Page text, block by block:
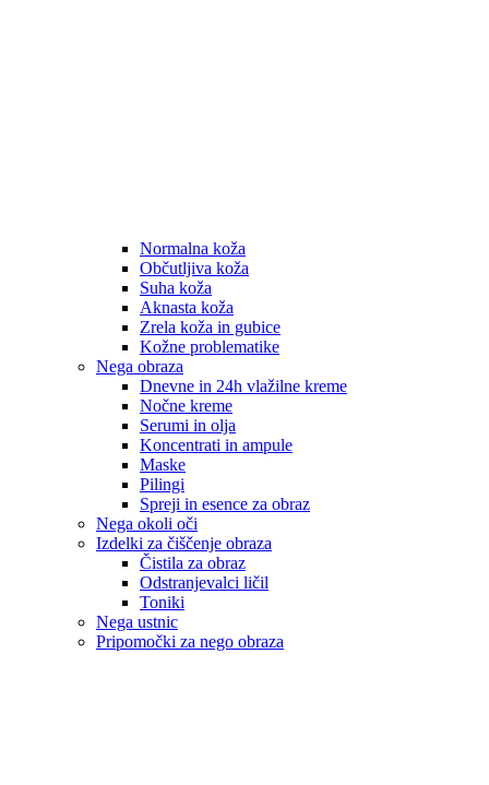
Normalna koža
Občutljiva koža
Suha koža
Aknasta koža
Zrela koža in gubice
Kožne problematike
Nega obraza
Dnevne in 24h vlažilne kreme
Nočne kreme
Serumi in olja
Koncentrati in ampule
Maske
Pilingi
Spreji in esence za obraz
Nega okoli oči
Izdelki za čiščenje obraza
Čistila za obraz
Odstranjevalci ličil
Toniki
Nega ustnic
Pripomočki za nego obraza